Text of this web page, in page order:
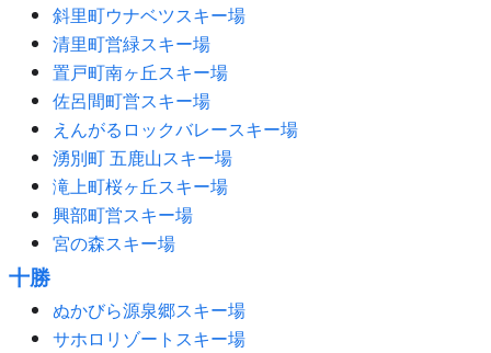
斜里町ウナベツスキー場
清里町営緑スキー場
置戸町南ヶ丘スキー場
佐呂間町営スキー場
えんがるロックバレースキー場
湧別町 五鹿山スキー場
滝上町桜ヶ丘スキー場
興部町営スキー場
宮の森スキー場
十勝
ぬかびら源泉郷スキー場
サホロリゾートスキー場